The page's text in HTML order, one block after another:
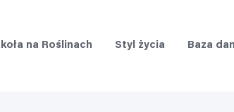
na Roślinach Styl życia Baza